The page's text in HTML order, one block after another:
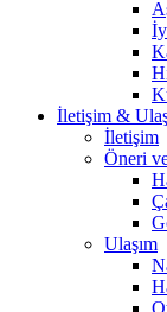
İletişim &
İletişim
Öneri
Ulaşım